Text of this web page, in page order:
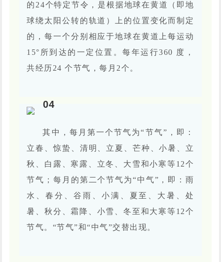
的24个特定节令，是根据地球在黄道（即地
球绕太阳公转的轨道）上的位置变化而制定
的，每一个分别相应于地球在黄道上每运动
15°所到达的一定位置。每年运行360 度，
共经历24 个节气，每月2个。
04
其中，每月第一个节气为“节气”，即：
立春、惊蛰、清明、立夏、芒种、小暑、立
秋、白露、寒露、立冬、大雪和小寒等12个
节气；每月的第二个节气为“中气”，即：雨
水、春分、谷雨、小满、夏至、大暑、处
暑、秋分、霜降、小雪、冬至和大寒等12个
节气。“节气”和“中气”交替出现。